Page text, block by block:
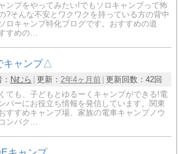
ンプをやってみたい!でもソロキャンプって怖
?そんな不安とワクワクを持っている方の背中
ロキャンプ特化ブログです。おすすめの道
すめの…
キャンプ△
Nむら 更新： 2年4ヶ月前 更新回数： 42回
ても、子どもとゆるーくキャンプができる!電
パーにお役立ち情報を発信しています。関東
すすめキャンプ場、家族の電車キャンプノウ
ンパク…